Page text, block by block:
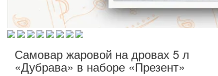
Самовар жаровой на дровах 5 л
«Дубрава» в наборе «Презент»